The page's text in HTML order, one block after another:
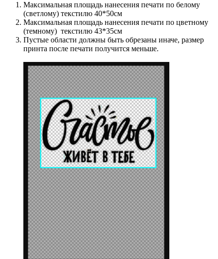
Максимальная площадь нанесения печати по белому
(светлому) текстилю 40*50см
Максимальная площадь нанесения печати по цветному
(темному) текстилю 43*35см
Пустые области должны быть обрезаны иначе, размер
принта после печати получится меньше.